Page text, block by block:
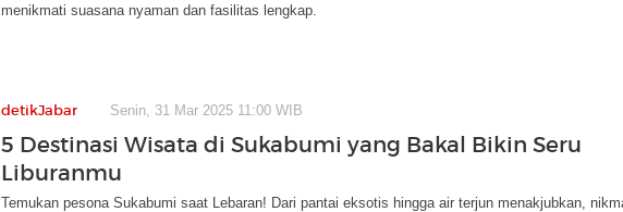
menikmati suasana nyaman dan fasilitas lengkap.
detikJabar Senin, 31 Mar 2025 11:00 WIB
5 Destinasi Wisata di Sukabumi yang Bakal Bikin Seru
Liburanmu
Temukan pesona Sukabumi saat Lebaran! Dari pantai eksotis hingga air terjun menakjubkan,